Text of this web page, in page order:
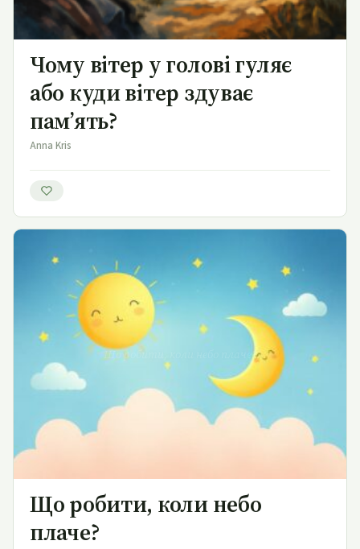
Чому вітер у голові гуляє
або куди вітер здуває
пам’ять?
Anna Kris
Що робити, коли небо плаче?
Що робити, коли небо
плаче?